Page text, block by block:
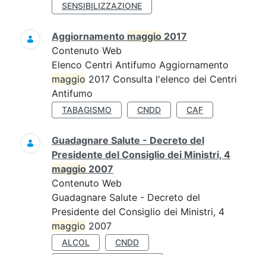
SENSIBILIZZAZIONE
Aggiornamento maggio 2017
Contenuto Web
Elenco Centri Antifumo Aggiornamento
maggio 2017 Consulta l'elenco dei Centri
Antifumo
TABAGISMO CNDD CAF
Guadagnare Salute - Decreto del
Presidente del Consiglio dei Ministri, 4
maggio 2007
Contenuto Web
Guadagnare Salute - Decreto del
Presidente del Consiglio dei Ministri, 4
maggio 2007
ALCOL
CNDD